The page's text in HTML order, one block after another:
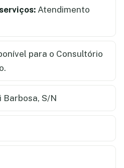
Atendimento
para o Consultório
Barbosa, S/N